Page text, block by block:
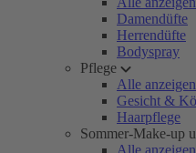
Damendüfte
Herrendüfte
Bodyspray
Pflege
Alle anzeigen
Gesicht &
Haarpflege
Sommer-Make-up
Alle anzeigen